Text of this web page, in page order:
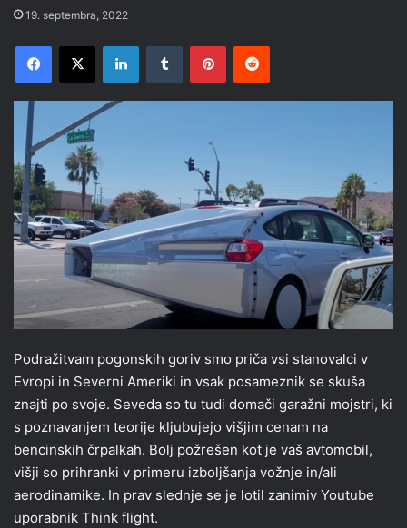
19. septembra, 2022
Facebook
X LinkedInTumblr PinterestReddit
Podražitvam pogonskih goriv smo priča vsi stanovalci v
Evropi in Severni Ameriki in vsak posameznik se skuša
znajti po svoje. Seveda so tu tudi domači garažni mojstri, ki
s poznavanjem teorije kljubujejo višjim cenam na
bencinskih črpalkah. Bolj požrešen kot je vaš avtomobil,
višji so prihranki v primeru izboljšanja vožnje in/ali
aerodinamike. In prav slednje se je lotil zanimiv Youtube
uporabnik Think flight.